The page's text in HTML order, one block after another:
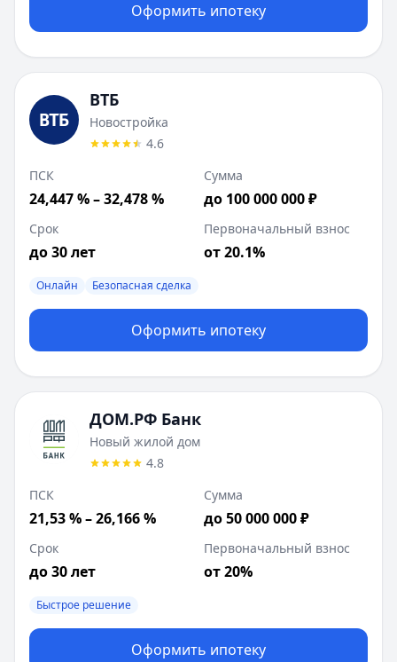
Оформить ипотеку
ВТБ
Новостройка
4.6
ПСК
24,447 % – 32,478 %
Сумма
до 100 000 000 ₽
Срок
до 30 лет
Первоначальный взнос
от 20.1%
Онлайн Безопасная сделка
Оформить ипотеку
ДОМ.РФ Банк
Новый жилой дом
4.8
ПСК
21,53 % – 26,166 %
Сумма
до 50 000 000 ₽
Срок
до 30 лет
Первоначальный взнос
от 20%
Быстрое решение
Оформить ипотеку